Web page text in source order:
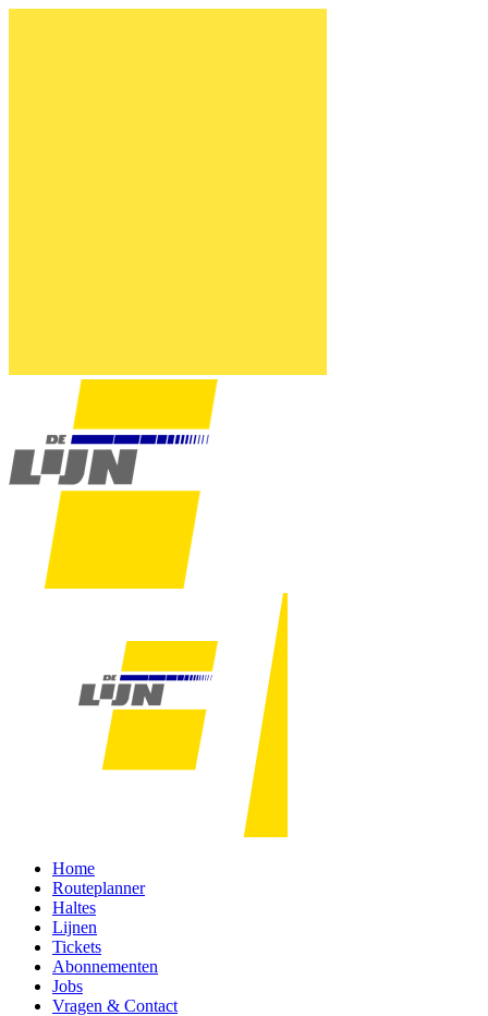
Home
Routeplanner
Haltes
Lijnen
Tickets
Abonnementen
Jobs
Vragen & Contact